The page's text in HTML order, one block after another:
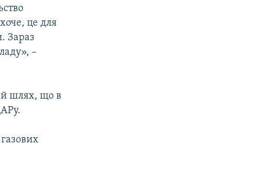
це для
Зараз
–
шлях, що в